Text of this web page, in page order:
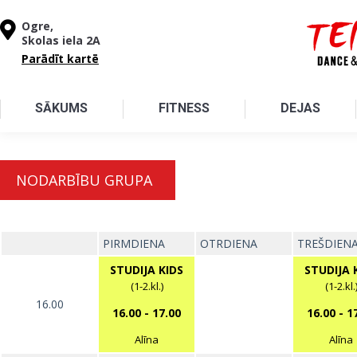
Ogre,
Skolas iela 2A
Parādīt kartē
SĀKUMS FITNESS DEJAS
NODARBĪBU GRUPA
PIRMDIENA OTRDIENA
16.00
STUDIJA KIDS
(1-2.kl.)
16.00 - 17.00
Alīna
STUDIJA
(1-2.kl.)
16.00 -
Alīna